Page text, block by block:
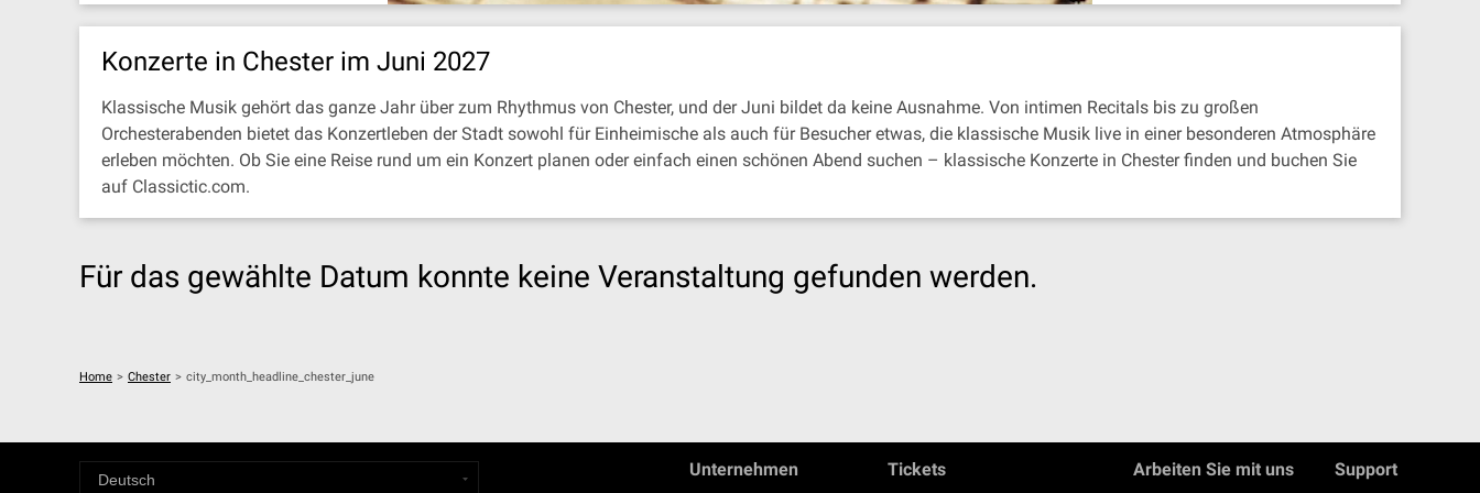
Konzerte in Chester im Juni 2027
Klassische Musik gehört das ganze Jahr über zum Rhythmus von Chester, und der Juni bildet da keine Ausnahme. Von intimen Recitals bis zu großen
Orchesterabenden bietet das Konzertleben der Stadt sowohl für Einheimische als auch für Besucher etwas, die klassische Musik live in einer besonderen Atmosphäre
erleben möchten. Ob Sie eine Reise rund um ein Konzert planen oder einfach einen schönen Abend suchen – klassische Konzerte in Chester finden und buchen Sie
auf Classictic.com.
Für das gewählte Datum konnte keine Veranstaltung gefunden werden.
Home > Chester > city_month_headline_chester_june
Unternehmen Tickets Arbeiten Sie mit uns Support